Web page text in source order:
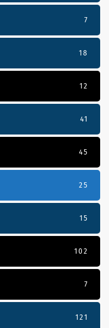
7
18
12
41
45
25
15
102
7
121